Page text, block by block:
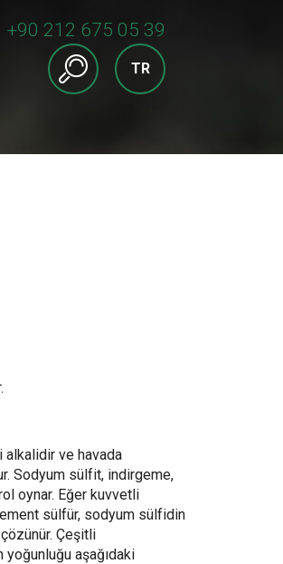
+90 212 675 05 39
TR
alkalidir ve havada
Sodyum sülfit, indirgeme,
oynar. Eğer kuvvetli
sülfür, sodyum sülfidin
Çeşitli
aşağıdaki